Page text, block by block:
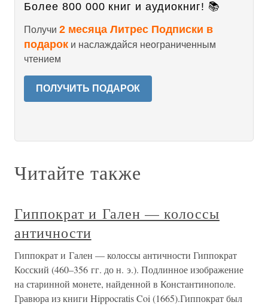
Более 800 000 книг и аудиокниг! 📚
Получи 2 месяца Литрес Подписки в
подарок и наслаждайся неограниченным
чтением
ПОЛУЧИТЬ ПОДАРОК
Читайте также
Гиппократ и Гален — колоссы
античности
Гиппократ и Гален — колоссы античности Гиппократ
Косский (460–356 гг. до н. э.). Подлинное изображение
на старинной монете, найденной в Константинополе.
Гравюра из книги Hippocratis Coi (1665).Гиппократ был